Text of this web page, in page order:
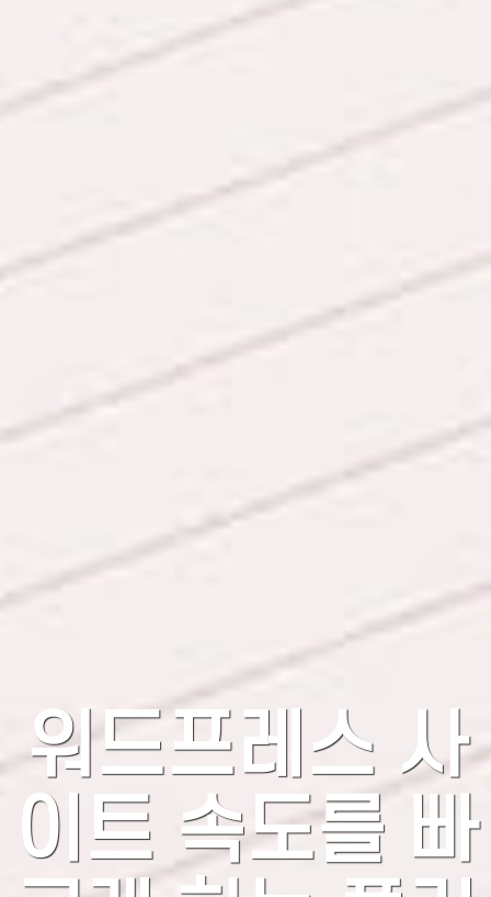
워드프레스 사
이트 속도를 빠